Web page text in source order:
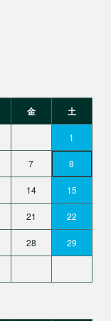
金 土
1
7 8
14 15
21 22
28 29